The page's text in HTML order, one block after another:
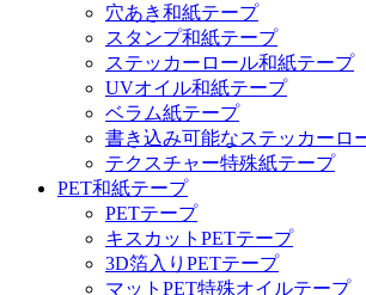
穴あき和紙テープ
スタンプ和紙テープ
ステッカーロール和紙テープ
UVオイル和紙テープ
ベラム紙テープ
書き込み可能なステッカーロ
テクスチャー特殊紙テープ
PET和紙テープ
PETテープ
キスカットPETテープ
3D箔入りPETテープ
マットPET特殊オイルテープ